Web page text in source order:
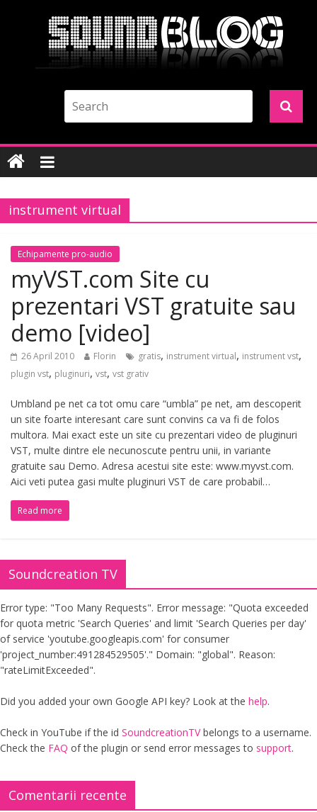
instrument virtual
Echipamente pro-audio
myVST.com Site cu
prezentari VST gratuite sau
demo [video]
26 April 2010 Florin gratis, instrument virtual, instrument vst,
plugin vst, pluginuri, vst, vst grativ
Umbland pe net ca tot omu care “umbla” pe net, am descoperit
un site foarte interesant care sunt convins ca va fi de folos
multora. Mai exact este un site cu prezentari video de pluginuri
VST, multe dintre ele necunoscute pentru unii, in variante
gratuite sau Demo. Adresa acestui site este: www.myvst.com.
Aici veti putea gasi multe pluginuri VST de care probabil…
Read more
Soundcreation TV
Error type: "Too Many Requests". Error message: "Quota exceeded
for quota metric 'Search Queries' and limit 'Search Queries per day'
of service 'youtube.googleapis.com' for consumer
'project_number:491284529505'." Domain: "global". Reason:
"rateLimitExceeded".
Did you added your own Google API key? Look at the help.
Check in YouTube if the id SoundcreationTVbelongs to a username.
Check the FAQ of the plugin or send error messages to support.
Comentarii recente